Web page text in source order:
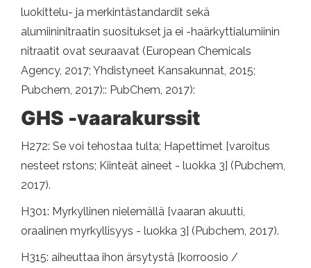
luokittelu- ja merkintästandardit sekä
alumiininitraatin suositukset ja ei -haärkyttialumiinin
nitraatit ovat seuraavat (European Chemicals
Agency, 2017; Yhdistyneet Kansakunnat, 2015;
Pubchem, 2017):: PubChem, 2017):
GHS -vaarakurssit
H272: Se voi tehostaa tulta; Hapettimet [varoitus
nesteet rstons; Kiinteät aineet - luokka 3] (Pubchem,
2017).
H301: Myrkyllinen nielemällä [vaaran akuutti,
oraalinen myrkyllisyys - luokka 3] (Pubchem, 2017).
H315: aiheuttaa ihon ärsytystä [korroosio /